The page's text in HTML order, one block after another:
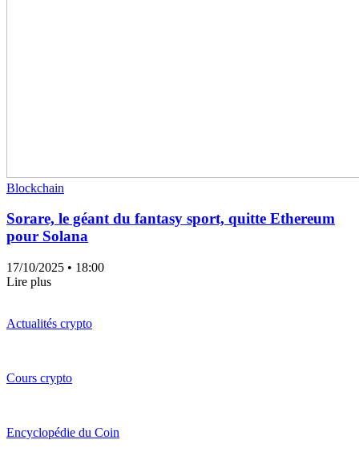
Blockchain
Sorare, le géant du fantasy sport, quitte Ethereum
pour Solana
17/10/2025 • 18:00
Lire plus
Actualités crypto
Cours crypto
Encyclopédie du Coin